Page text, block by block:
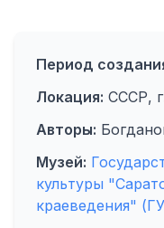
Период
Локация: СССР,
Авторы:
Музей:
культуры
краеведения"